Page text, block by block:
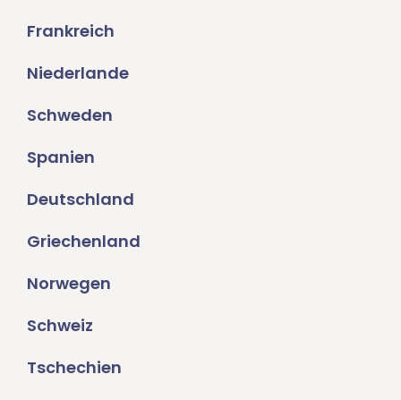
Frankreich
Niederlande
Schweden
Spanien
Deutschland
Griechenland
Norwegen
Schweiz
Tschechien